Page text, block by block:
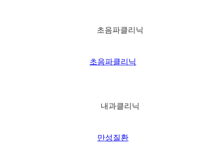
초음파클리닉
초음파클리닉
내과클리닉
만성질환